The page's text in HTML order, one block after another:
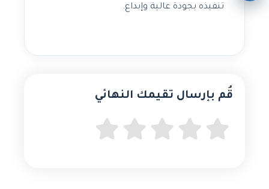
تنفيذه بجودة عالية وإبداع.
قُم بإرسال تقيمك النهائي